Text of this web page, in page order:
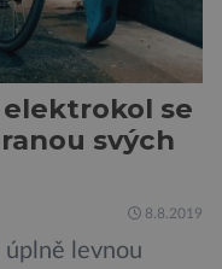
se
svých
8.8.2019
úplně levnou